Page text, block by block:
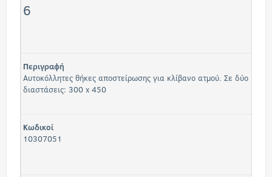
6
Περιγραφή
Αυτοκόλλητες θήκες αποστείρωσης για κλίβανο ατμού. Σε δύο
διαστάσεις: 300 x 450
Κωδικοί
10307051